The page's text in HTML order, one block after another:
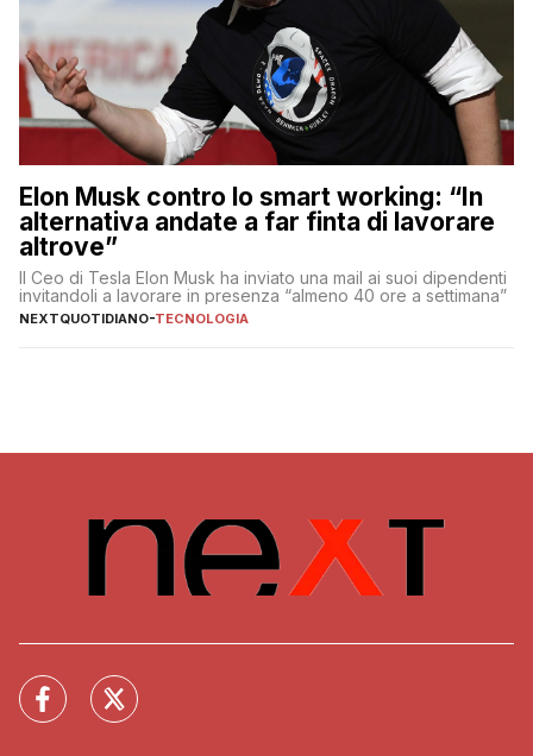
Elon Musk contro lo smart working: “In
alternativa andate a far finta di lavorare
altrove”
Il Ceo di Tesla Elon Musk ha inviato una mail ai suoi dipendenti
invitandoli a lavorare in presenza “almeno 40 ore a settimana”
NEXTQUOTIDIANO-TECNOLOGIA